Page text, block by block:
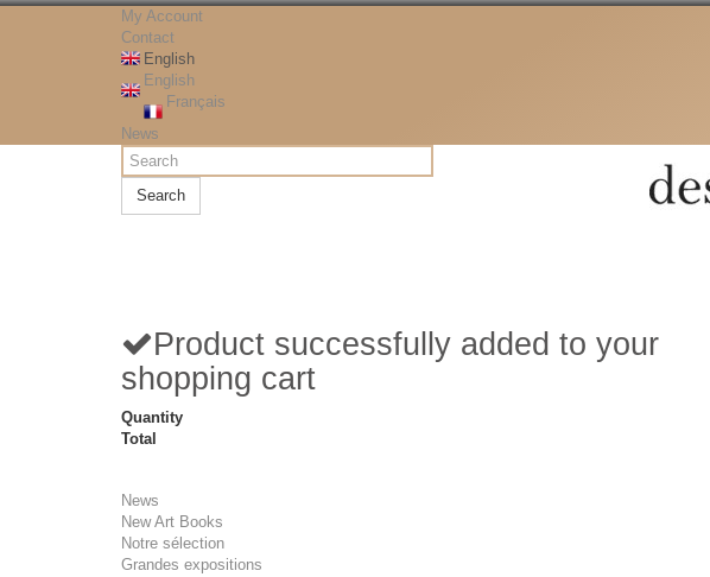
My Account
Contact
English
English
Français
News
Search
Product successfully added to your
shopping cart
Quantity
Total
News
New Art Books
Notre sélection
Grandes expositions